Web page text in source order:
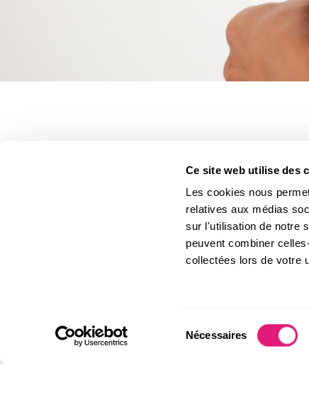
Ce site web utilise des
Les cookies nous
relatives aux médias
sur l'utilisation de notre
peuvent combiner
collectées lors de votre
Nécessaires
Livraison gratuite en France métropolitaine dès 49€ TTC
et 99€ TTC en Europe. Votre commande est expédiée en